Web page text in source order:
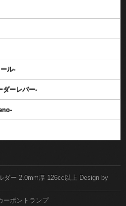
ル-
ダーレバー-
ダー 2.0mm厚 126cc以上 Design by
ーボントランプ